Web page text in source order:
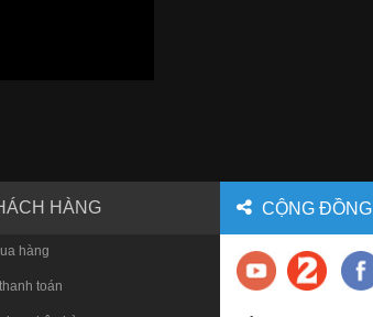
HÀNG
hàng
toán
CỘNG ĐỒNG